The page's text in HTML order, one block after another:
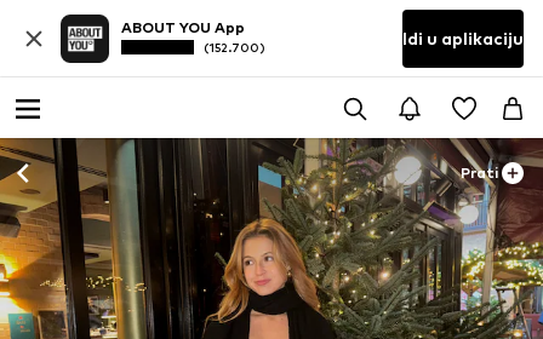
ABOUT YOU App
(152.700) Idi u aplikaciju
Prati